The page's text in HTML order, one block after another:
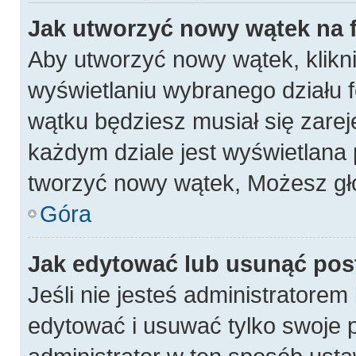
Jak utworzyć nowy wątek na
Aby utworzyć nowy wątek,
wyświetlaniu wybranego
wątku będziesz musiał się
każdym dziale jest wyświetlana
tworzyć nowy wątek, Możesz
Góra
Jak edytować lub usunąć
Jeśli nie jesteś
edytować i usuwać tylko swoje